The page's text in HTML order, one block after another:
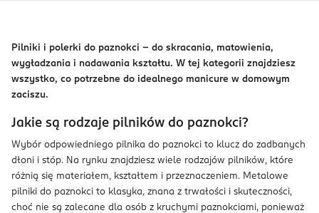
Pilniki i polerki do paznokci – do skracania, matowienia,
wygładzania i nadawania kształtu. W tej kategorii znajdziesz
wszystko, co potrzebne do idealnego manicure w domowym
zaciszu.
Jakie są rodzaje pilników do paznokci?
Wybór odpowiedniego pilnika do paznokci to klucz do zadbanych
dłoni i stóp. Na rynku znajdziesz wiele rodzajów pilników, które
różnią się materiałem, kształtem i przeznaczeniem. Metalowe
pilniki do paznokci to klasyka, znana z trwałości i skuteczności,
choć nie są zalecane dla osób z kruchymi paznokciami, ponieważ